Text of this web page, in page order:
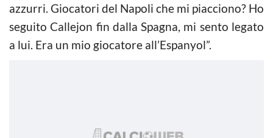
azzurri. Giocatori del Napoli che mi piacciono? Ho
seguito Callejon fin dalla Spagna, mi sento legato
a lui. Era un mio giocatore all’Espanyol”.